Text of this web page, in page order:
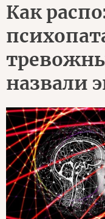
Как
назвали